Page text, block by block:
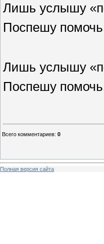
Лишь услышу
Поспешу
Лишь услышу
Поспешу
Всего комментариев: 0
Полная версия сайта